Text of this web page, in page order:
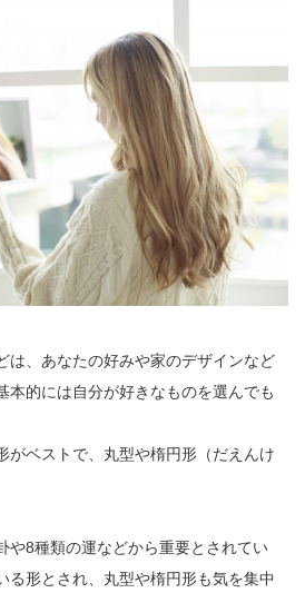
は、あなたの好みや家のデザインなど
本的には自分が好きなものを選んでも
がベストで、丸型や楕円形（だえんけ
や8種類の運などから重要とされてい
る形とされ、丸型や楕円形も気を集中